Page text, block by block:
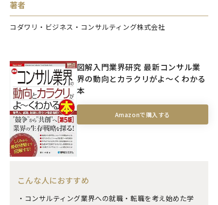
著者
コダワリ・ビジネス・コンサルティング株式会社
図解入門業界研究 最新コンサル業
界の動向とカラクリがよ～くわかる
本
Amazonで購入する
こんな人におすすめ
・コンサルティング業界への就職・転職を考え始めた学